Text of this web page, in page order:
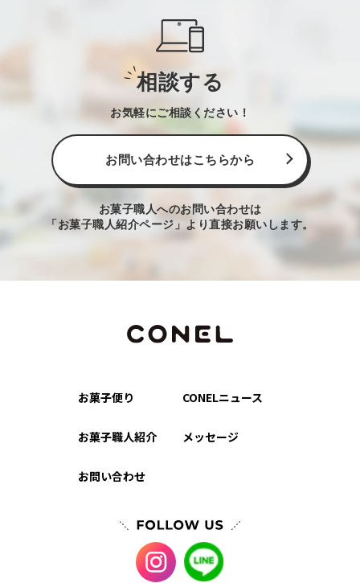
相談する
お気軽にご相談ください！
お問い合わせはこちらから
お菓子職人へのお問い合わせは
「お菓子職人紹介ページ」より直接お願いします。
お菓子便り CONELニュース
お菓子職人紹介 メッセージ
お問い合わせ